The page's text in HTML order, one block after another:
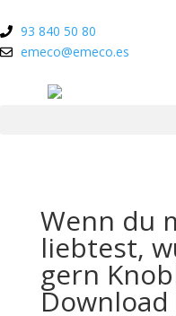
93 840 50 80
emeco@emeco.es
Wenn du
liebtest,
gern
Download